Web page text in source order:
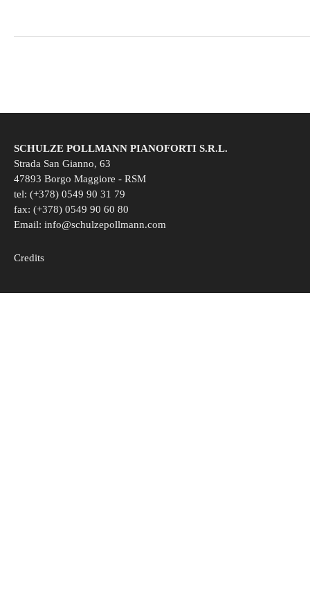
SCHULZE POLLMANN PIANOFORTI S.R.L.
Strada San Gianno, 63
47893 Borgo Maggiore - RSM
tel: (+378) 0549 90 31 79
fax: (+378) 0549 90 60 80
Email: info@schulzepollmann.com
Credits